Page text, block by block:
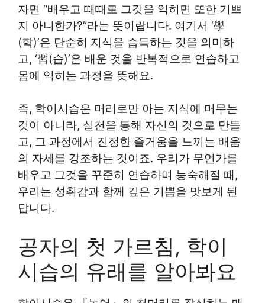
자면 “배우고 때때로 그것을 익히면 또한 기쁘
지 아니한가?”라는 뜻이랍니다. 여기서 ‘學
(학)’은 단순히 지식을 습득하는 것을 의미하
고, ‘習(습)’은 배운 것을 반복적으로 연습하고
몸에 익히는 과정을 뜻해요.
즉, 학이시습은 머리로만 아는 지식에 머무는
것이 아니라, 실천을 통해 자신의 것으로 만들
고, 그 과정에서 진정한 즐거움을 느끼는 배움
의 자세를 강조하는 것이죠. 우리가 무언가를
배우고 그것을 꾸준히 연습하며 능숙해질 때,
우리는 성취감과 함께 깊은 기쁨을 맛보게 된
답니다.
공자의 첫 가르침, 학이
시습의 유래를 알아봐요